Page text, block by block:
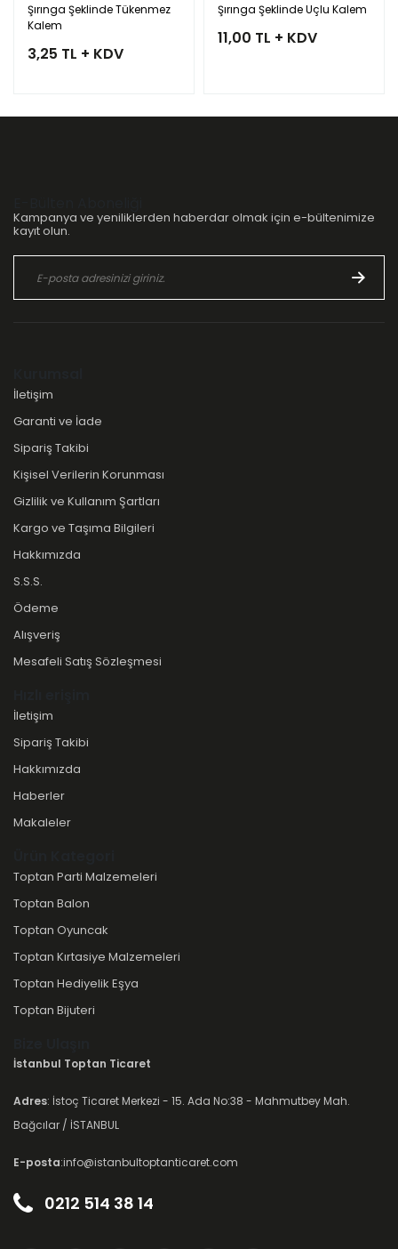
Şırınga Şeklinde Tükenmez
Kalem
3,25 TL + KDV
Şırınga Şeklinde Uçlu Kalem
11,00 TL + KDV
Kampanya ve yeniliklerden haberdar olmak için e-bültenimize
kayıt olun.
İletişim
Garanti ve İade
Sipariş Takibi
Kişisel Verilerin Korunması
Gizlilik ve Kullanım Şartları
Kargo ve Taşıma Bilgileri
Hakkımızda
S.S.S.
Ödeme
Alışveriş
Mesafeli Satış Sözleşmesi
İletişim
Sipariş Takibi
Hakkımızda
Haberler
Makaleler
Toptan Parti Malzemeleri
Toptan Balon
Toptan Oyuncak
Toptan Kırtasiye Malzemeleri
Toptan Hediyelik Eşya
Toptan Bijuteri
İstanbul Toptan Ticaret
Adres: İstoç Ticaret Merkezi - 15. Ada No:38 - Mahmutbey Mah.
Bağcılar / İSTANBUL
E-posta:info@istanbultoptanticaret.com
0212 514 38 14